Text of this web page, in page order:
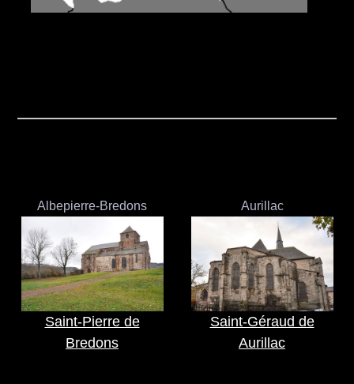
Albepierre-Bredons
Saint-Pierre de
Bredons
Aurillac
Saint-Géraud de
Aurillac